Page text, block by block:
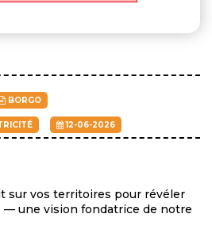
BORGO
12-06-2026
sur vos territoires pour révéler
— une vision fondatrice de notre